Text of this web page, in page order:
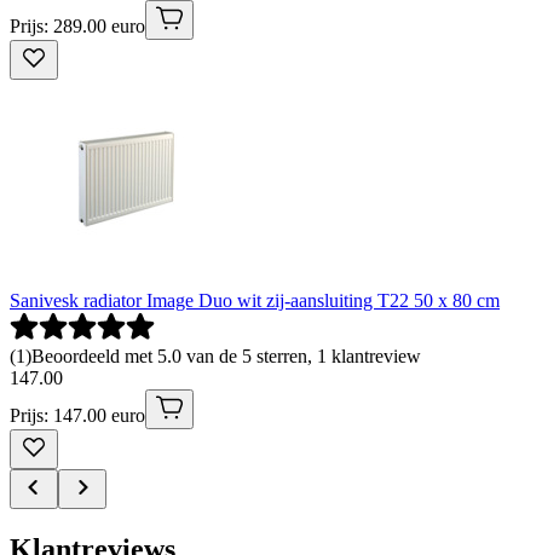
Prijs: 289.00 euro
Sanivesk radiator Image Duo wit zij-aansluiting T22 50 x 80 cm
(1)Beoordeeld met 5.0 van de 5 sterren, 1 klantreview
147.00
Prijs: 147.00 euro
Klantreviews